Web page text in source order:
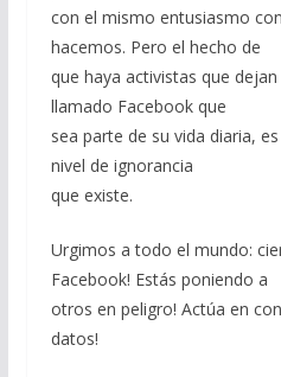
con el mismo entusiasmo
hacemos. Pero el hecho de
que haya activistas que
llamado Facebook que
sea parte de su vida diaria,
nivel de ignorancia
que existe.
Urgimos a todo el mundo:
Facebook! Estás poniendo a
otros en peligro! Actúa en
datos!